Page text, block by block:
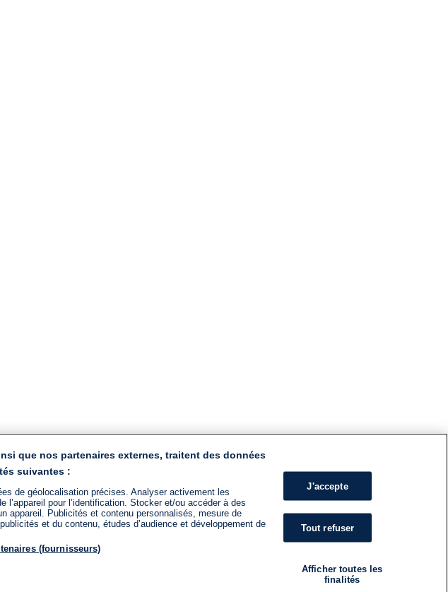
que nos partenaires externes, traitent des données
suivantes :
de géolocalisation précises. Analyser activement les
l’appareil pour l’identification. Stocker et/ou accéder à des
appareil. Publicités et contenu personnalisés, mesure de
et du contenu, études d’audience et développement de
(fournisseurs)
J'accepte
Tout refuser
Afficher toutes les
finalités